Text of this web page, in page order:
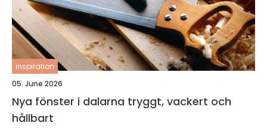
inspiration
05. June 2026
Nya fönster i dalarna tryggt, vackert och
hållbart